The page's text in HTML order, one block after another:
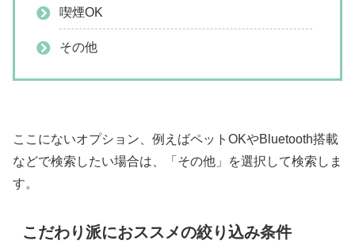
喫煙OK
その他
ここにないオプション、例えばペットOKやBluetooth搭載
などで検索したい場合は、「その他」を選択して検索しま
す。
こだわり派におススメの絞り込み条件